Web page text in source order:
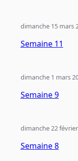
Semaine 11
dimanche 15 mars
Semaine 9
dimanche 1 mars
Semaine 8
dimanche 22